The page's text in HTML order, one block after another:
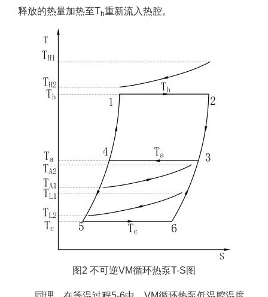
释放的热量加热至Th重新流入热腔。
图2 不可逆VM循环热泵T-S图